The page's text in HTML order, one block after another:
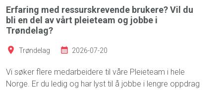
Erfaring med ressurskrevende brukere? Vil du
bli en del av vårt pleieteam og jobbe i
Trøndelag?
Trøndelag 2026-07-20
Vi søker flere medarbeidere til våre Pleieteam i hele
Norge. Er du ledig og har lyst til å jobbe i lengre oppdrag